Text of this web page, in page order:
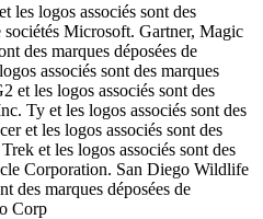
logos associés sont des
sociétés Microsoft. Gartner, Magic
des marques déposées de
associés sont des marques
et les logos associés sont des
Ty et les logos associés sont des
et les logos associés sont des
et les logos associés sont des
Corporation. San Diego Wildlife
des marques déposées de
Corp